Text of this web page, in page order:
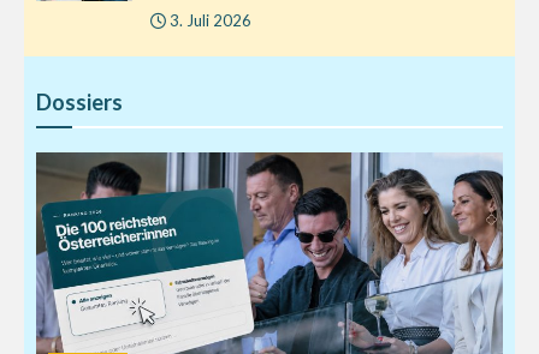
3. Juli 2026
Dossiers